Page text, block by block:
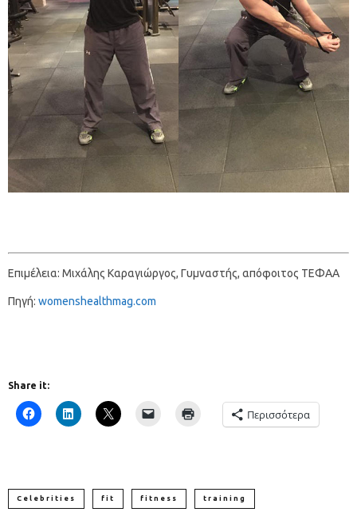
Επιμέλεια: Μιχάλης Καραγιώργος, Γυμναστής, απόφοιτος ΤΕΦΑΑ
Πηγή: womenshealthmag.com
Share it:
Περισσότερα
Celebrities fit fitness training